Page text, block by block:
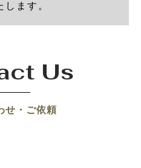
します。
Us
せ・ご依頼